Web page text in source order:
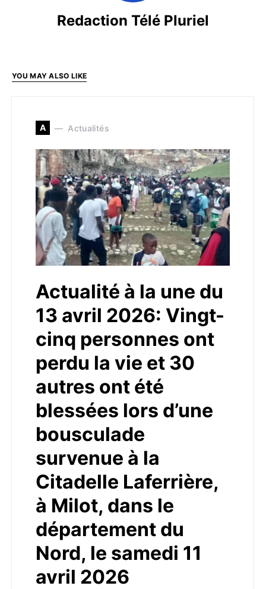
Redaction Télé Pluriel
YOU MAY ALSO LIKE
A Actualités
Actualité à la une du
13 avril 2026: Vingt-
cinq personnes ont
perdu la vie et 30
autres ont été
blessées lors d’une
bousculade
survenue à la
Citadelle Laferrière,
à Milot, dans le
département du
Nord, le samedi 11
avril 2026